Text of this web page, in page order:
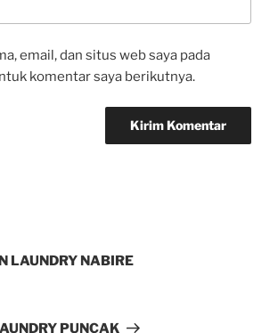
email, dan situs web saya pada
komentar saya berikutnya.
LAUNDRY NABIRE
PUNCAK